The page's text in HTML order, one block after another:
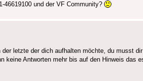
46619100 und der VF Community?
letzte der dich aufhalten möchte, du musst
Antworten mehr bis auf den Hinweis das